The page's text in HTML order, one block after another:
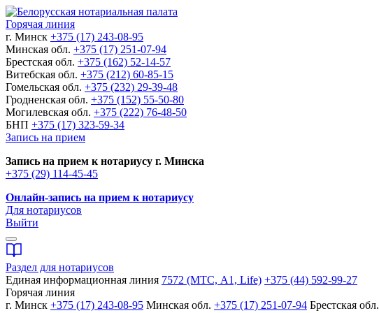
Горячая линия
г. Минск +375 (17) 243-08-95
Минская обл. +375 (17) 251-07-94
Брестская обл. +375 (162) 52-14-57
Витебская обл. +375 (212) 60-85-15
Гомельская обл. +375 (232) 29-39-48
Гродненская обл. +375 (152) 55-50-80
Могилевская обл. +375 (222) 76-48-50
БНП +375 (17) 323-59-34
Запись на прием
Запись на прием к нотариусу г. Минска
+375 (29) 114-45-45
Онлайн-запись на прием к нотариусу
Для нотариусов
Выйти
Раздел для нотариусов
Единая информационная линия 7572 (МТС, A1, Life) +375 (44) 592-99-27
Горячая линия
г. Минск +375 (17) 243-08-95 Минская обл. +375 (17) 251-07-94 Брестская обл.